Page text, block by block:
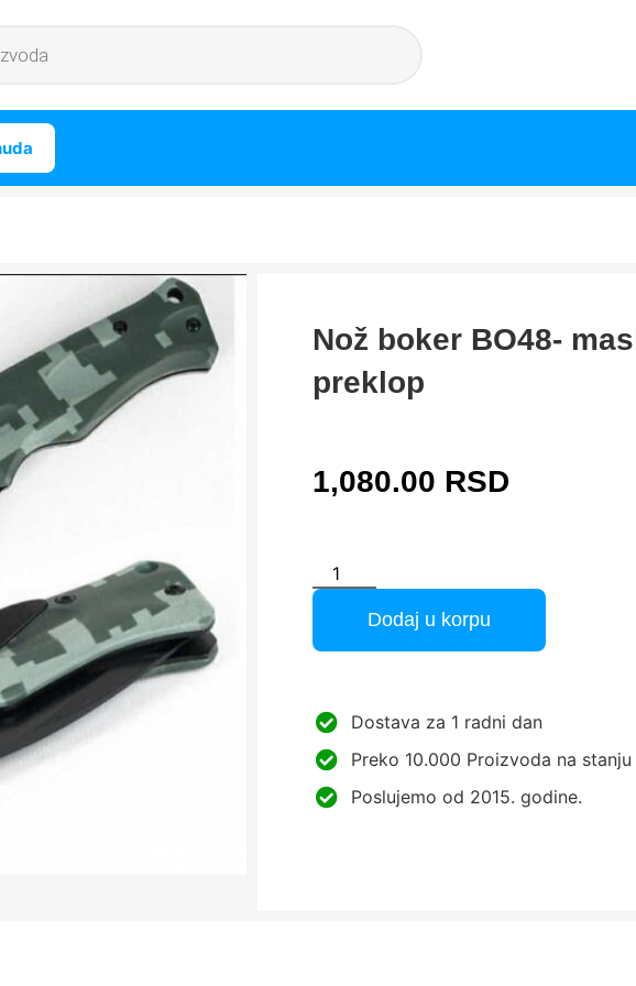
Nož boker BO48-
preklop
1,080.00 RSD
Dodaj u korpu
Dostava za 1 radni dan
Preko 10.000 Proizvoda na stanju
Poslujemo od 2015. godine.